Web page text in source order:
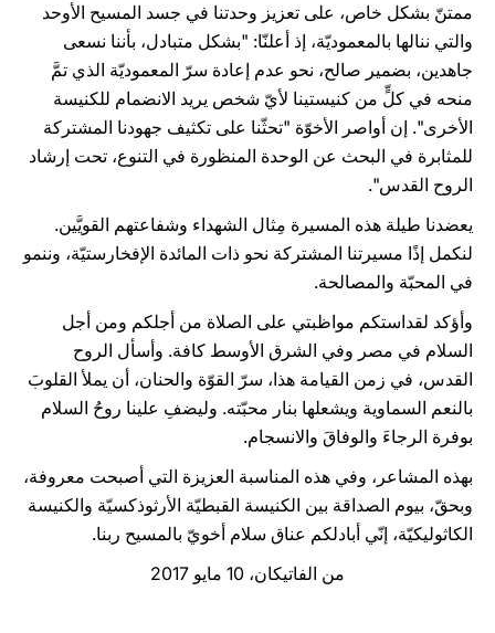
ممتنّ بشكل خاص، على تعزيز وحدتنا في جسد المسيح الأوحد
والتي ننالها بالمعموديّة، إذ أعلنّا: "بشكل متبادل، بأننا نسعى
جاهدين، بضمير صالح، نحو عدم إعادة سرّ المعموديّة الذي تمَّ
منحه ‏في كلٍّ من كنيستينا لأيّ شخص يريد الانضمام للكنيسة
الأخرى". إن أواصر الأخوّة "تحثّنا على تكثيف جهودنا المشتركة
للمثابرة في البحث عن الوحدة المنظورة في التنوع، تحت إرشاد
الروح القدس".
يعضدنا طيلة هذه المسيرة مِثال الشهداء وشفاعتهم القويَّين.
لنكمل إذًا مسيرتنا المشتركة نحو ذات المائدة الإفخارستيّة، وننمو
في المحبّة والمصالحة.
وأؤكد لقداستكم مواظبتي على الصلاة من أجلكم ومن أجل
السلام في مصر وفي الشرق الأوسط كافة. وأسأل الروح
القدس، في زمن القيامة هذا، سرّ القوّة والحنان، أن يملأ القلوبَ
بالنعم السماوية ويشعلها بنار محبّته. وليضفِ علينا روحُ السلام
بوفرة الرجاءَ والوفاقَ والانسجام.
بهذه المشاعر، وفي هذه المناسبة العزيزة التي أصبحت معروفة،
وبحقّ، بيوم الصداقة بين الكنيسة القبطيّة الأرثوذكسيّة والكنيسة
الكاثوليكيّة، إنّي أبادلكم عناق سلام أخويّ بالمسيح ربنا.
من الفاتيكان، 10 مايو 2017